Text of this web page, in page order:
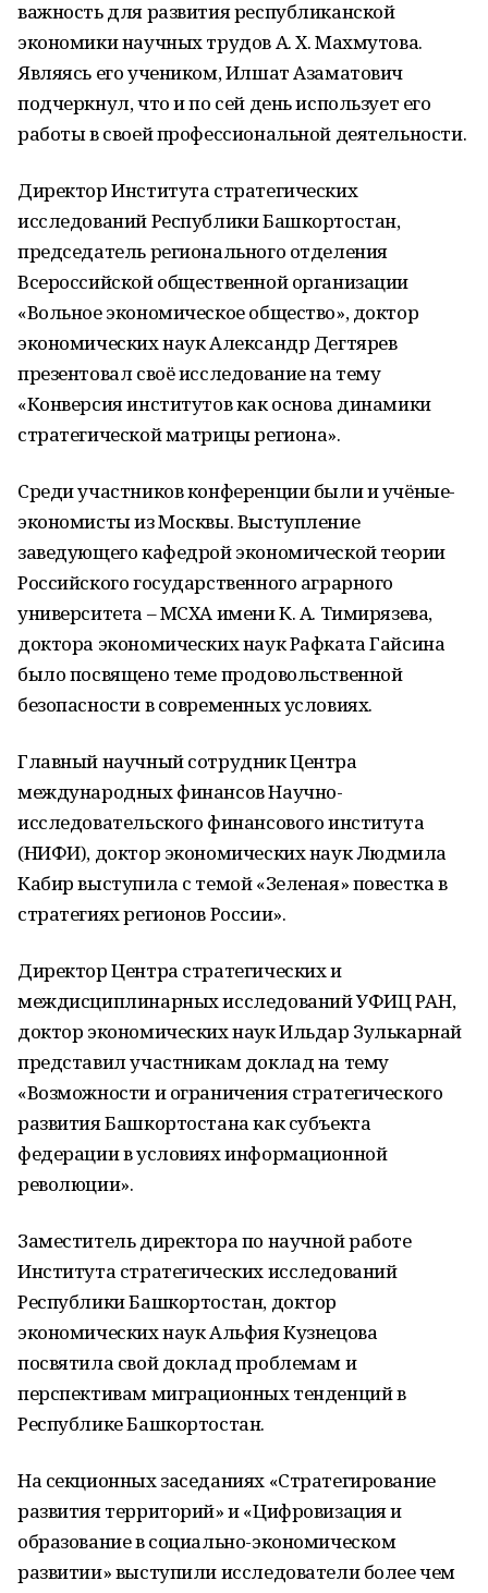
важность для развития республиканской
экономики научных трудов А. Х. Махмутова.
Являясь его учеником, Илшат Азаматович
подчеркнул, что и по сей день использует его
работы в своей профессиональной деятельности.
Директор Института стратегических
исследований Республики Башкортостан,
председатель регионального отделения
Всероссийской общественной организации
«Вольное экономическое общество», доктор
экономических наук Александр Дегтярев
презентовал своё исследование на тему
«Конверсия институтов как основа динамики
стратегической матрицы региона».
Среди участников конференции были и учёные-
экономисты из Москвы. Выступление
заведующего кафедрой экономической теории
Российского государственного аграрного
университета – МСХА имени К. А. Тимирязева,
доктора экономических наук Рафката Гайсина
было посвящено теме продовольственной
безопасности в современных условиях.
Главный научный сотрудник Центра
международных финансов Научно-
исследовательского финансового института
(НИФИ), доктор экономических наук Людмила
Кабир выступила с темой «Зеленая» повестка в
стратегиях регионов России».
Директор Центра стратегических и
междисциплинарных исследований УФИЦ РАН,
доктор экономических наук Ильдар Зулькарнай
представил участникам доклад на тему
«Возможности и ограничения стратегического
развития Башкортостана как субъекта
федерации в условиях информационной
революции».
Заместитель директора по научной работе
Института стратегических исследований
Республики Башкортостан, доктор
экономических наук Альфия Кузнецова
посвятила свой доклад проблемам и
перспективам миграционных тенденций в
Республике Башкортостан.
На секционных заседаниях «Стратегирование
развития территорий» и «Цифровизация и
образование в социально-экономическом
развитии» выступили исследователи более чем